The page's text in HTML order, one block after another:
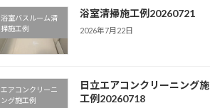
浴室バスルーム清
掃施工例
浴室清掃施工例20260721
2026年7月22日
エアコンクリーニ
ング施工例
日立エアコンクリーニング施
工例20260718